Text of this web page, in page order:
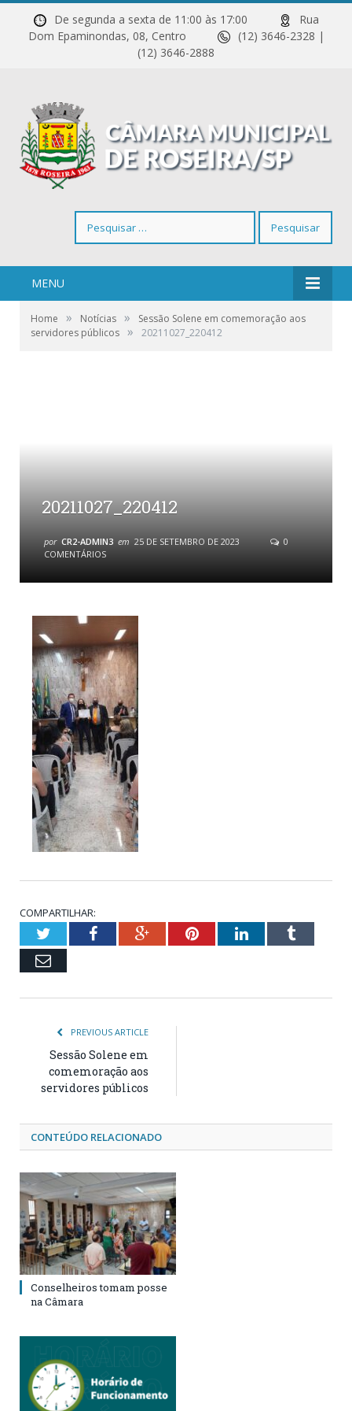
De segunda a sexta de 11:00 às 17:00
Rua
Dom Epaminondas, 08, Centro
(12) 3646-2328 |
(12) 3646-2888
por:
MENU
Home » Notícias »
Sessão Solene em comemoração aos
servidores públicos » 20211027_220412
20211027_220412
por CR2-ADMIN3 em 25 DE SETEMBRO DE 2023
0
COMENTÁRIOS
COMPARTILHAR:
TwitterFacebookGoogle+PinterestLinkedInTumblr
Email
PREVIOUS ARTICLE
Sessão Solene em
comemoração aos
servidores públicos
CONTEÚDO RELACIONADO
Conselheiros tomam posse
na Câmara